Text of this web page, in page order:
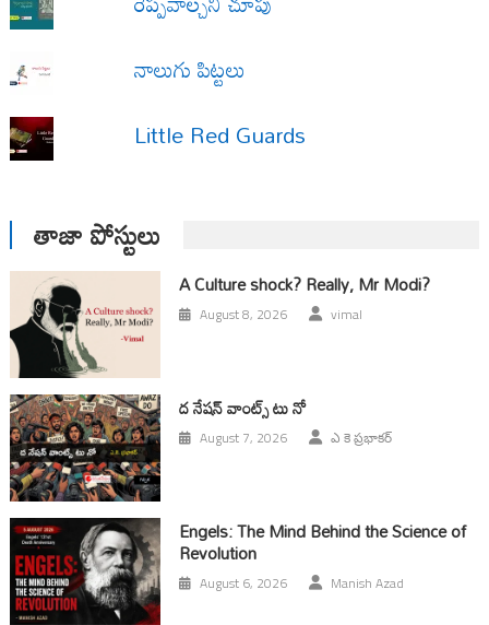
నాలుగు పిట్టలు
Little Red Guards
తాజా పోస్టులు
A Culture shock? Really, Mr Modi?
August 8, 2026 vimal
ద నేషన్ వాంట్స్ టు నో
August 7, 2026 ఎ కె ప్రభాకర్
Engels: The Mind Behind the Science of
Revolution
August 6, 2026 Manish Azad